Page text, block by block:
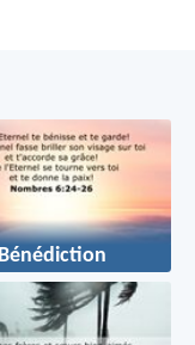
Bénédiction